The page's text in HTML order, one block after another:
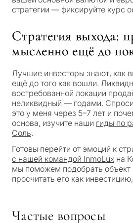
стратегии — фиксируйте курс
Стратегия выхода:
мысленно ещё до
Лучшие инвесторы знают, как
ещё до того как вошли.
востребованной локации
неликвидный — годами.
это у меня через 5–7 лет и
основа, изучите наши гиды по
Соль.
Готовы перейти от эмоций к
с нашей командой InmoLux на
мы поможем подобрать объект
просчитать его как
Частые вопросы
КВИЗ
подборка
в Марбелье
свяжемся с вами в